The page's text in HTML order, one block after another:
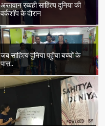
अरग़वान रब्बही साहित्य दुनिया की
वर्कशॉप के दौरान
जब साहित्य दुनिया पहुँचा बच्चों के
पास..